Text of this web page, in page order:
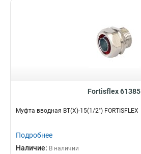
Fortisflex 61385
Муфта вводная ВТ(Х)-15(1/2") FORTISFLEX
Подробнее
Наличие: В наличии